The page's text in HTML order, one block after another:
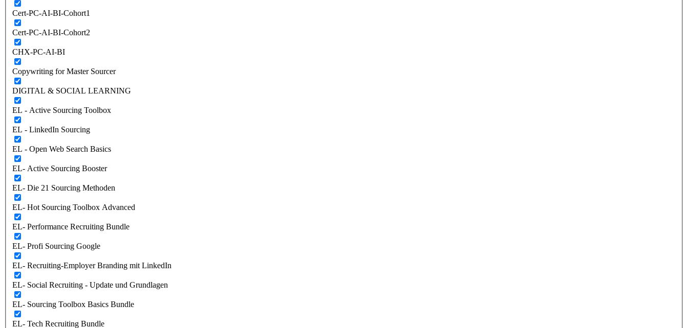
Cert-PC-AI-BI-Cohort1
Cert-PC-AI-BI-Cohort2
CHX-PC-AI-BI
Copywriting for Master Sourcer
DIGITAL & SOCIAL LEARNING
EL - Active Sourcing Toolbox
EL - LinkedIn Sourcing
EL - Open Web Search Basics
EL- Active Sourcing Booster
EL- Die 21 Sourcing Methoden
EL- Hot Sourcing Toolbox Advanced
EL- Performance Recruiting Bundle
EL- Profi Sourcing Google
EL- Recruiting-Employer Branding mit LinkedIn
EL- Social Recruiting - Update und Grundlagen
EL- Sourcing Toolbox Basics Bundle
EL- Tech Recruiting Bundle